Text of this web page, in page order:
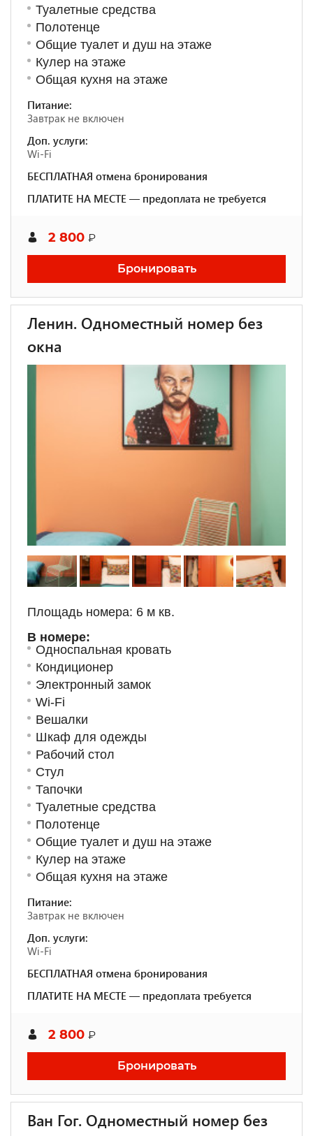
Туалетные средства
Полотенце
Общие туалет и душ на этаже
Кулер на этаже
Общая кухня на этаже
Питание:
Завтрак не включен
Доп. услуги:
Wi-Fi
БЕСПЛАТНАЯ отмена бронирования
ПЛАТИТЕ НА МЕСТЕ — предоплата не требуется
2 800 ₽
Бронировать
Ленин. Одноместный номер без
окна
Площадь номера: 6 м кв.
В номере:
Односпальная кровать
Кондиционер
Электронный замок
Wi-Fi
Вешалки
Шкаф для одежды
Рабочий стол
Стул
Тапочки
Туалетные средства
Полотенце
Общие туалет и душ на этаже
Кулер на этаже
Общая кухня на этаже
Питание:
Завтрак не включен
Доп. услуги:
Wi-Fi
БЕСПЛАТНАЯ отмена бронирования
ПЛАТИТЕ НА МЕСТЕ — предоплата требуется
2 800 ₽
Бронировать
Ван Гог. Одноместный номер без